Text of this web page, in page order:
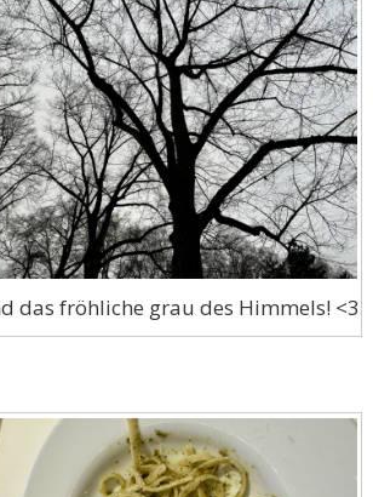
das fröhliche grau des Himmels! <3